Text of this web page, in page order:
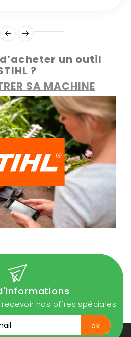
un outil
?
SA MACHINE
nos offres spéciales